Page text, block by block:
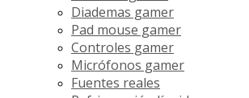
Diademas gamer
Pad mouse gamer
Controles gamer
Micrófonos gamer
Fuentes reales